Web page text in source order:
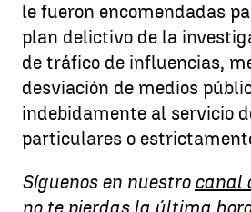
le fueron encomendadas
plan delictivo de la
de tráfico de influencias,
desviación de medios
indebidamente al servicio
particulares o
Síguenos en nuestro canal
no te pierdas la última